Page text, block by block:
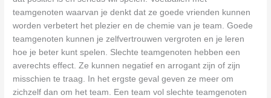
teamgenoten waarvan je denkt dat ze goede vrienden kunnen
worden verbetert het plezier en de chemie van je team. Goede
teamgenoten kunnen je zelfvertrouwen vergroten en je leren
hoe je beter kunt spelen. Slechte teamgenoten hebben een
averechts effect. Ze kunnen negatief en arrogant zijn of zijn
misschien te traag. In het ergste geval geven ze meer om
zichzelf dan om het team. Een team vol slechte teamgenoten